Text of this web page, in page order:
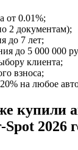
от 0.01%;
2 документам);
до 7 лет;
до 5 000 000
клиента;
взноса;
на любое
купили
2026